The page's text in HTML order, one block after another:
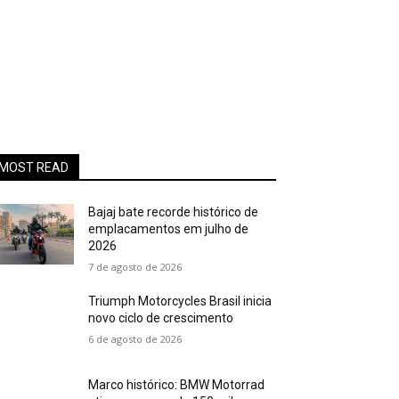
MOST READ
Bajaj bate recorde histórico de
emplacamentos em julho de
2026
7 de agosto de 2026
Triumph Motorcycles Brasil inicia
novo ciclo de crescimento
6 de agosto de 2026
Marco histórico: BMW Motorrad